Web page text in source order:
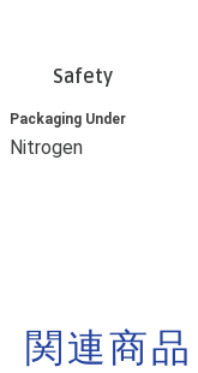
Safety
Packaging Under
Nitrogen
関連商品